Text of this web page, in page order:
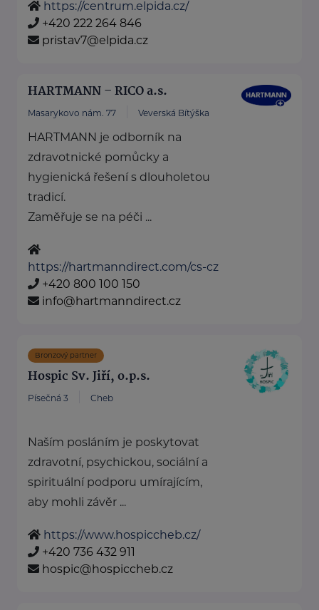
https://centrum.elpida.cz/
+420 222 264 846
pristav7@elpida.cz
HARTMANN – RICO a.s.
Masarykovo nám. 77 Veverská Bítýška
HARTMANN je odborník na
zdravotnické pomůcky a
hygienická řešení s dlouholetou
tradicí.
Zaměřuje se na péči ...
https://hartmanndirect.com/cs-cz
+420 800 100 150
info@hartmanndirect.cz
Bronzový partner
Hospic Sv. Jiří, o.p.s.
Písečná 3 Cheb
Naším posláním je poskytovat
zdravotní, psychickou, sociální a
spirituální podporu umírajícím,
aby mohli závěr ...
https://www.hospiccheb.cz/
+420 736 432 911
hospic@hospiccheb.cz